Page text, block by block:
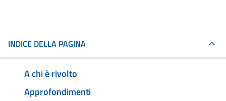
INDICE DELLA PAGINA
A chi è rivolto
Approfondimenti